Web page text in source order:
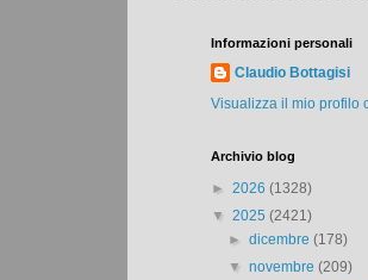
Informazioni personali
Claudio Bottagisi
Visualizza il mio profilo
Archivio blog
► 2026 (1328)
▼ 2025 (2421)
►dicembre(178)
▼novembre(209)